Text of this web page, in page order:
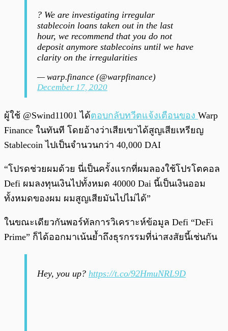
? We are investigating irregular
stablecoin loans taken out in the last
hour, we recommend that you do not
deposit anymore stablecoins until we have
clarity on the irregularities
— warp.finance (@warpfinance)
December 17, 2020
ผู้ใช้ @Swind11001 ได้ตอบกลับทวีตแจ้งเตือนของ Warp
Finance ในทันที โดยอ้างว่าเสียเขาได้สูญเสียเหรียญ
Stablecoin ไปเป็นจำนวนกว่า 40,000 DAI
“โปรดช่วยผมด้วย นี่เป็นครั้งแรกที่ผมลองใช้โปรโตคอล
Defi ผมลงทุนเงินไปทั้งหมด 40000 Dai นี้เป็นเงินออม
ทั้งหมดของผม ผมสูญเสียมันไปไม่ได้”
ในขณะเดียวกันพอร์ทัลการวิเคราะห์ข้อมูล Defi “DeFi
Prime” ก็ได้ออกมาเน้นย้ำถึงธุรกรรมที่น่าสงสัยนี้เช่นกัน
Hey, you up? https://t.co/92HmuNRL9D